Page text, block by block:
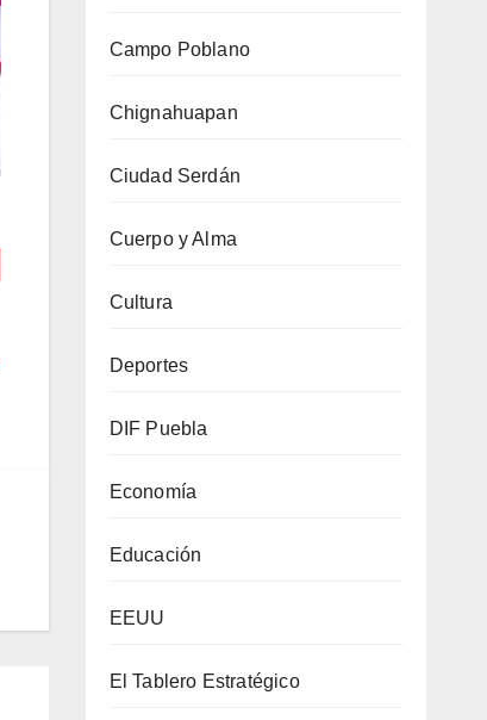
Campo Poblano
Chignahuapan
Ciudad Serdán
Cuerpo y Alma
Cultura
Deportes
DIF Puebla
Economía
Educación
EEUU
El Tablero Estratégico